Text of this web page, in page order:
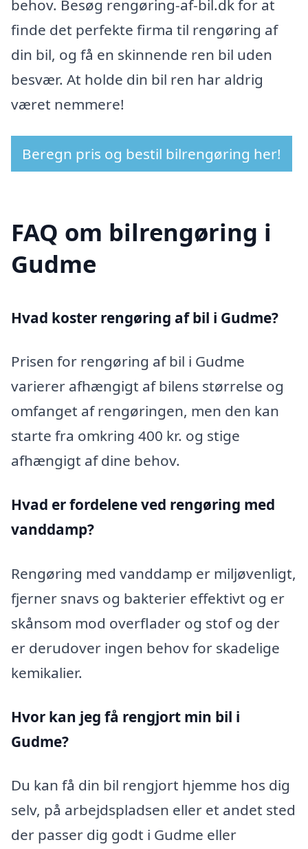
behov. Besøg rengøring-af-bil.dk for at
finde det perfekte firma til rengøring af
din bil, og få en skinnende ren bil uden
besvær. At holde din bil ren har aldrig
været nemmere!
Beregn pris og bestil bilrengøring her!
FAQ om bilrengøring i
Gudme
Hvad koster rengøring af bil i Gudme?
Prisen for rengøring af bil i Gudme
varierer afhængigt af bilens størrelse og
omfanget af rengøringen, men den kan
starte fra omkring 400 kr. og stige
afhængigt af dine behov.
Hvad er fordelene ved rengøring med
vanddamp?
Rengøring med vanddamp er miljøvenligt,
fjerner snavs og bakterier effektivt og er
skånsom mod overflader og stof og der
er derudover ingen behov for skadelige
kemikalier.
Hvor kan jeg få rengjort min bil i
Gudme?
Du kan få din bil rengjort hjemme hos dig
selv, på arbejdspladsen eller et andet sted
der passer dig godt i Gudme eller